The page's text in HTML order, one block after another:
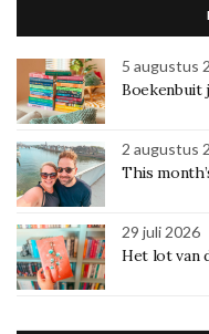
5 augustus
Boekenbuit
2 augustus
This
29 juli 2026
Het lot van